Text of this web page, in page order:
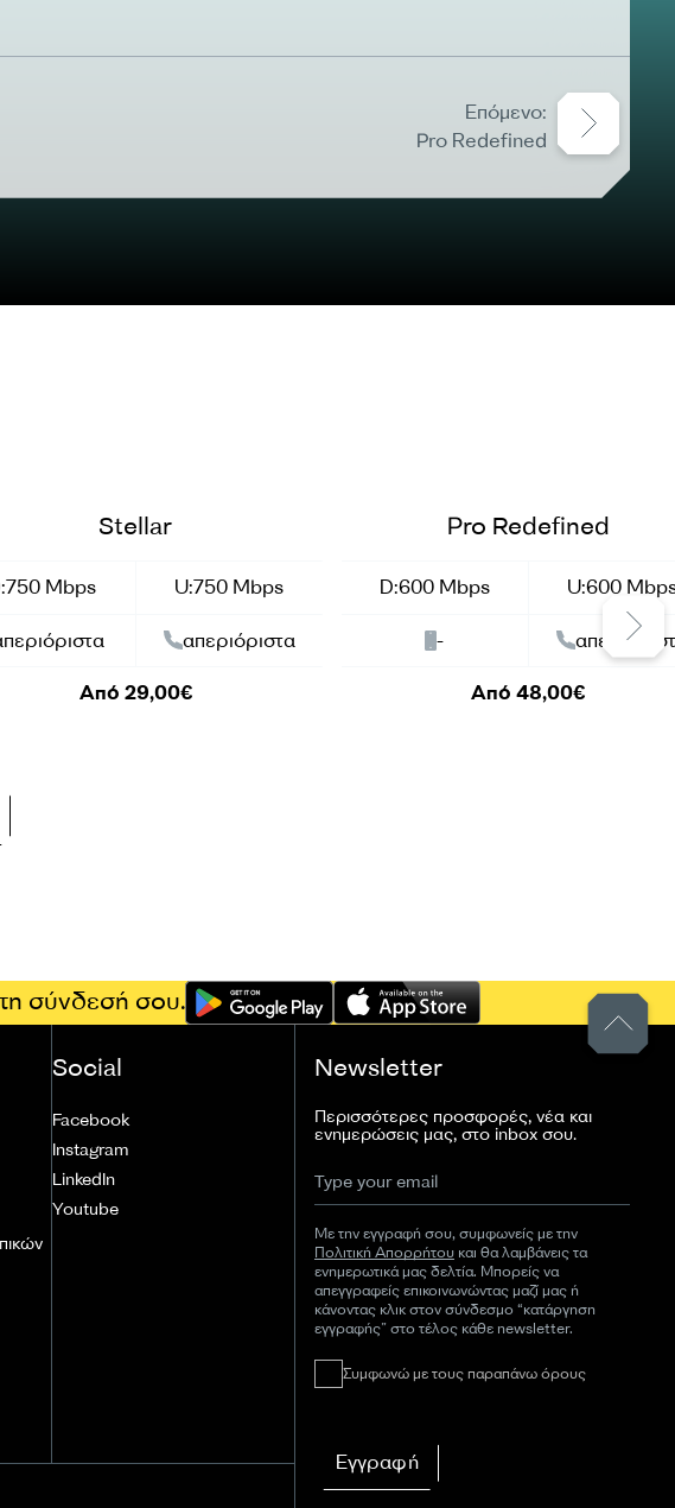
Επόμενο:
Pro Redefined
Stellar
Mbps U:750 Mbps
απεριόριστα
Από 29,00€
BusinessPro Redefined
D:600 Mbps U:600
-
Από 48,00€
σύνδεσή σου.
Social
Facebook
Instagram
LinkedIn
Youtube
Newsletter
Περισσότερες προσφορές, νέα και
ενημερώσεις μας, στο inbox σου.
Με την εγγραφή σου, συμφωνείς με την
Πολιτική Απορρήτουκαι θα λαμβάνεις τα
ενημερωτικά μας δελτία. Μπορείς να
απεγγραφείς επικοινωνώντας μαζί μας ή
κάνοντας κλικ στον σύνδεσμο “κατάργηση
εγγραφής” στο τέλος κάθε newsletter.
Συμφωνώ με τους παραπάνω όρους
Εγγραφή